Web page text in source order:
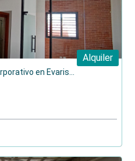
Alquiler
en Evaris...